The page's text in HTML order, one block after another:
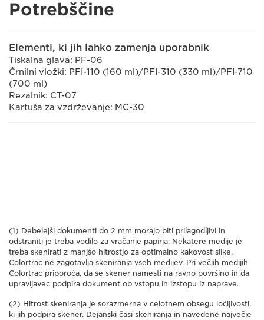
Potrebščine
Elementi, ki jih lahko zamenja uporabnik
Tiskalna glava: PF-06
Črnilni vložki: PFI-110 (160 ml)/PFI-310 (330 ml)/PFI-710
(700 ml)
Rezalnik: CT-07
Kartuša za vzdrževanje: MC-30
(1) Debelejši dokumenti do 2 mm morajo biti prilagodljivi in
odstraniti je treba vodilo za vračanje papirja. Nekatere medije je
treba skenirati z manjšo hitrostjo za optimalno kakovost slike.
Colortrac ne zagotavlja skeniranja vseh medijev. Pri večjih medijih
Colortrac priporoča, da se skener namesti na ravno površino in da
upravljavec podpira dokument ob vstopu in izstopu iz naprave.
(2) Hitrost skeniranja je sorazmerna v celotnem obsegu ločljivosti,
ki jih podpira skener. Dejanski časi skeniranja in navedene največje